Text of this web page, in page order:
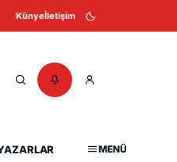
Künyeİletişim
MENÜ